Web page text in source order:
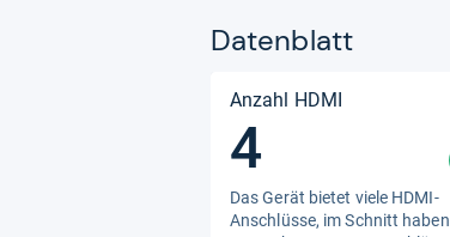
Datenblatt
Anzahl HDMI
4
Das Gerät bie­tet viele HDMI-​
Anschlüsse, im Schnitt haben